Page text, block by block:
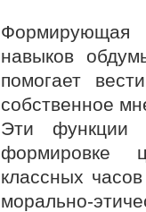
Формирующая
навыков
помогает
собственное
Эти функции
формировке
классных
морально-